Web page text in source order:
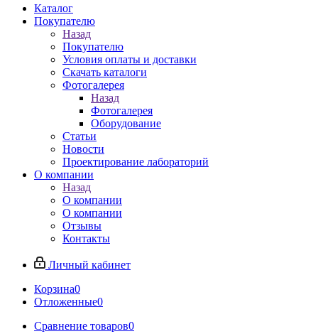
Каталог
Покупателю
Назад
Покупателю
Условия оплаты и доставки
Скачать каталоги
Фотогалерея
Назад
Фотогалерея
Оборудование
Статьи
Новости
Проектирование лабораторий
О компании
Назад
О компании
О компании
Отзывы
Контакты
Личный кабинет
Корзина0
Отложенные0
Сравнение товаров0